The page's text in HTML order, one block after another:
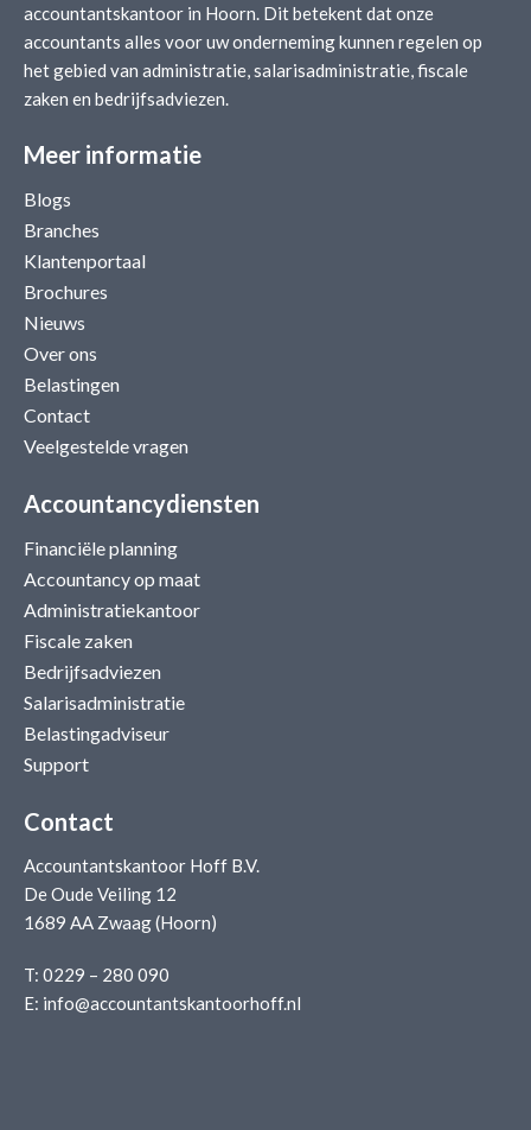
accountantskantoor in Hoorn. Dit betekent dat onze
accountants alles voor uw onderneming kunnen regelen op
het gebied van administratie, salarisadministratie, fiscale
zaken en bedrijfsadviezen.
Meer informatie
Blogs
Branches
Klantenportaal
Brochures
Nieuws
Over ons
Belastingen
Contact
Veelgestelde vragen
Accountancydiensten
Financiële planning
Accountancy op maat
Administratiekantoor
Fiscale zaken
Bedrijfsadviezen
Salarisadministratie
Belastingadviseur
Support
Contact
Accountantskantoor Hoff B.V.
De Oude Veiling 12
1689 AA Zwaag (Hoorn)
T: 0229 – 280 090
E: info@accountantskantoorhoff.nl